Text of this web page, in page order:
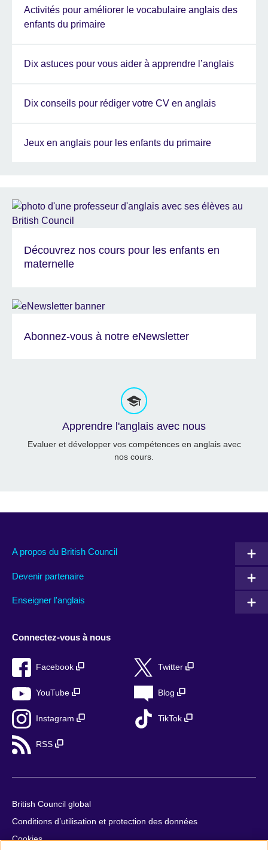
Activités pour améliorer le vocabulaire anglais des
enfants du primaire
Dix astuces pour vous aider à apprendre l’anglais
Dix conseils pour rédiger votre CV en anglais
Jeux en anglais pour les enfants du primaire
Découvrez nos cours pour les enfants en
maternelle
Abonnez-vous à notre eNewsletter
Apprendre l'anglais avec nous
Evaluer et développer vos compétences en anglais avec
nos cours.
A propos du British Council
Devenir partenaire
Enseigner l'anglais
Connectez-vous à nous
Facebook Twitter
YouTube Blog
Instagram TikTok
RSS
British Council global
Conditions d’utilisation et protection des données
Cookies